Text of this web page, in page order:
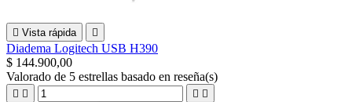
 Vista rápida 
Diadema Logitech USB H390
$ 144.900,00
Valorado de 5 estrellas basado en reseña(s)
   